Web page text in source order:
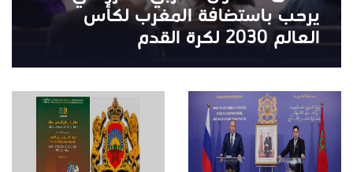
يرحب باستضافة المغرب لكأس
العالم 2030 لكرة القدم